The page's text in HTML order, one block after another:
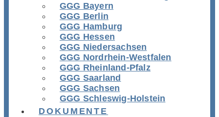
GGG Bayern
GGG Berlin
GGG Hamburg
GGG Hessen
GGG Niedersachsen
GGG Nordrhein-Westfalen
GGG Rheinland-Pfalz
GGG Saarland
GGG Sachsen
GGG Schleswig-Holstein
DOKUMENTE